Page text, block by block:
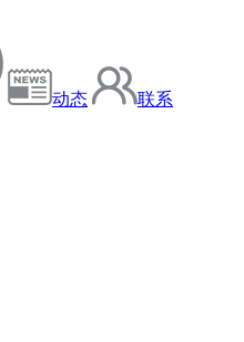
动态 联系